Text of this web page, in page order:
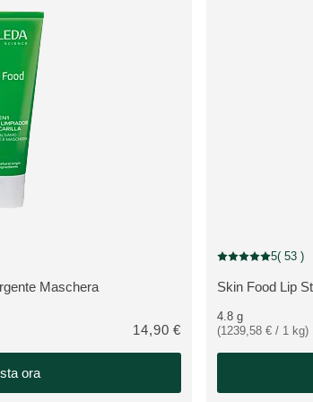
Maschera
da 78 consumatori
14,90 €
ora
VEDI
Skin Food Lip
Valutazione
5( 53 )
4.8 g
(1239,58 € / 1 kg)